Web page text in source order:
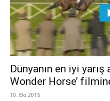
Dünyanın en iyi yarış
Wonder Horse’
10. Eki 2015